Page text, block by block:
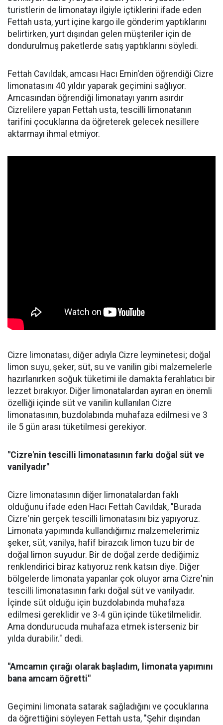
turistlerin de limonatayı ilgiyle içtiklerini ifade eden
Fettah usta, yurt içine kargo ile gönderim yaptıklarını
belirtirken, yurt dışından gelen müşteriler için de
dondurulmuş paketlerde satış yaptıklarını söyledi.
Fettah Cavıldak, amcası Hacı Emin'den öğrendiği Cizre
limonatasını 40 yıldır yaparak geçimini sağlıyor.
Amcasından öğrendiği limonatayı yarım asırdır
Cizrelilere yapan Fettah usta, tescilli limonatanın
tarifini çocuklarına da öğreterek gelecek nesillere
aktarmayı ihmal etmiyor.
Cizre limonatası, diğer adıyla Cizre leyminetesi; doğal
limon suyu, şeker, süt, su ve vanilin gibi malzemelerle
hazırlanırken soğuk tüketimi ile damakta ferahlatıcı bir
lezzet bırakıyor. Diğer limonatalardan ayıran en önemli
özelliği içinde süt ve vanilin kullanılan Cizre
limonatasının, buzdolabında muhafaza edilmesi ve 3
ile 5 gün arası tüketilmesi gerekiyor.
"Cizre'nin tescilli limonatasının farkı doğal süt ve
vanilyadır"
Cizre limonatasının diğer limonatalardan faklı
olduğunu ifade eden Hacı Fettah Cavıldak, "Burada
Cizre'nin gerçek tescilli limonatasını biz yapıyoruz.
Limonata yapımında kullandığımız malzemelerimiz
şeker, süt, vanilya, hafif birazcık limon tuzu bir de
doğal limon suyudur. Bir de doğal zerde dediğimiz
renklendirici biraz katıyoruz renk katsın diye. Diğer
bölgelerde limonata yapanlar çok oluyor ama Cizre'nin
tescilli limonatasının farkı doğal süt ve vanilyadır.
İçinde süt olduğu için buzdolabında muhafaza
edilmesi gereklidir ve 3-4 gün içinde tüketilmelidir.
Ama dondurucuda muhafaza etmek isterseniz bir
yılda durabilir." dedi.
"Amcamın çırağı olarak başladım, limonata yapımını
bana amcam öğretti"
Geçimini limonata satarak sağladığını ve çocuklarına
da öğrettiğini söyleyen Fettah usta, "Şehir dışından